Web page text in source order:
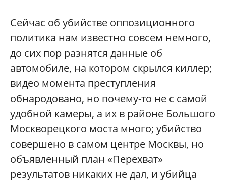
Сейчас об убийстве оппозиционного
политика нам известно совсем немного,
до сих пор разнятся данные об
автомобиле, на котором скрылся киллер;
видео момента преступления
обнародовано, но почему-то не с самой
удобной камеры, а их в районе Большого
Москворецкого моста много; убийство
совершено в самом центре Москвы, но
объявленный план «Перехват»
результатов никаких не дал, и убийца